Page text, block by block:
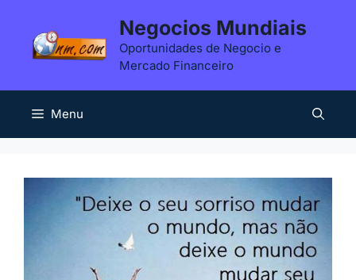
Negocios Mundiais
Oportunidades de Negocio e
Mercado Financeiro
Menu